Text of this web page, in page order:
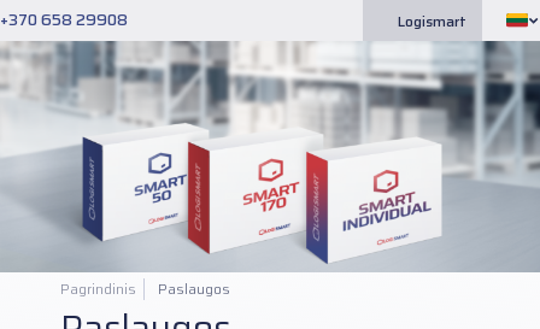
+370 658 29908 Logismart
Pagrindinis Paslaugos